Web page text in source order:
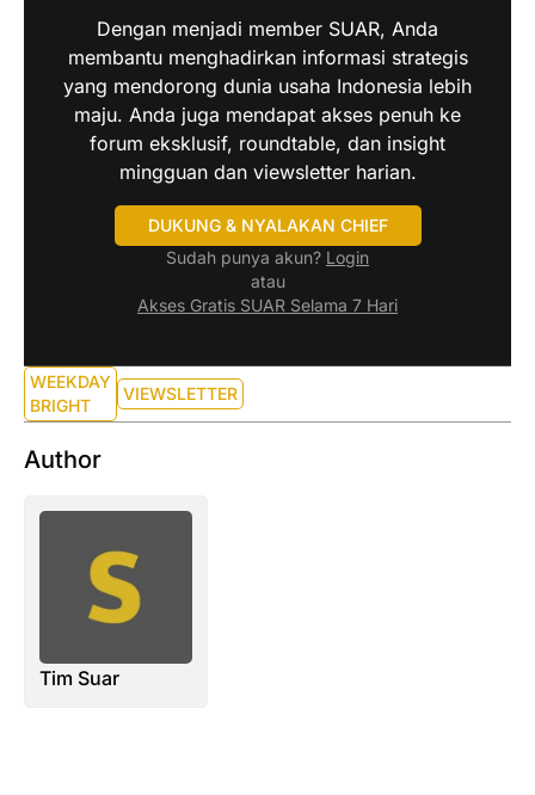
Dengan menjadi member SUAR, Anda
membantu menghadirkan informasi strategis
yang mendorong dunia usaha Indonesia lebih
maju. Anda juga mendapat akses penuh ke
forum eksklusif, roundtable, dan insight
mingguan dan viewsletter harian.
DUKUNG & NYALAKAN CHIEF
Sudah punya akun? Login
atau
Akses Gratis SUAR Selama 7 Hari
WEEKDAY
BRIGHT
VIEWSLETTER
Author
Tim Suar